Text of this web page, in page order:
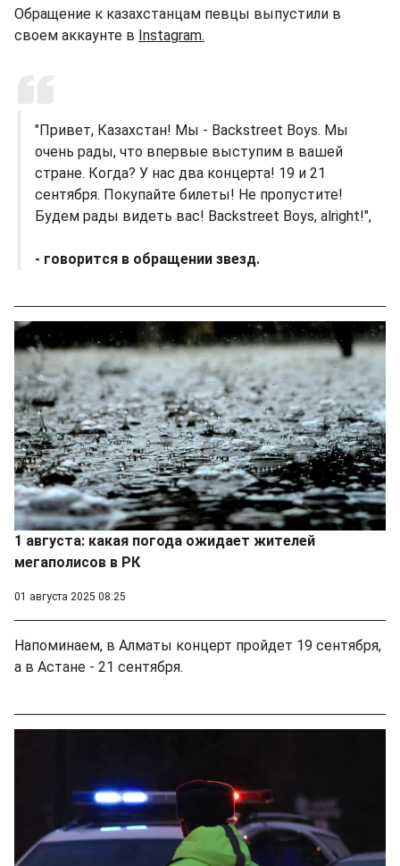
Обращение к казахстанцам певцы выпустили в
своем аккаунте в Instagram.
"Привет, Казахстан! Мы - Backstreet Boys. Мы
очень рады, что впервые выступим в вашей
стране. Когда? У нас два концерта! 19 и 21
сентября. Покупайте билеты! Не пропустите!
Будем рады видеть вас! Backstreet Boys, alright!",
- говорится в обращении звезд.
1 августа: какая погода ожидает жителей
мегаполисов в РК
01 августа 2025 08:25
Напоминаем, в Алматы концерт пройдет 19 сентября,
а в Астане - 21 сентября.